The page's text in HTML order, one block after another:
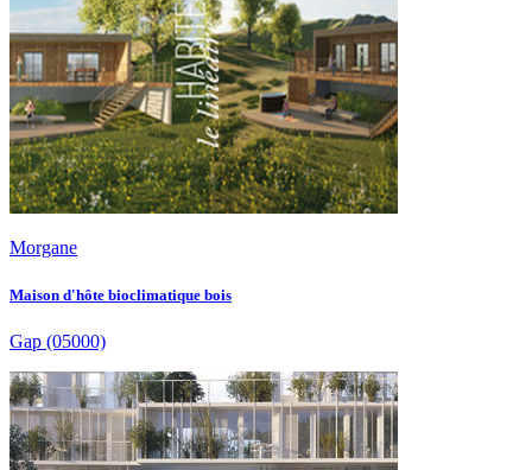
Morgane
Maison d'hôte bioclimatique bois
Gap (05000)